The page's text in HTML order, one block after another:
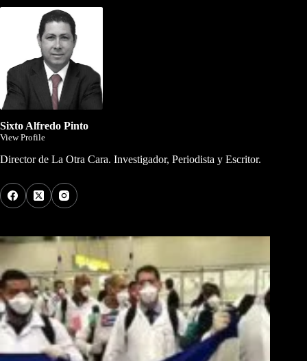
Sixto Alfredo Pinto
View Profile
Director de La Otra Cara. Investigador, Periodista y Escritor.